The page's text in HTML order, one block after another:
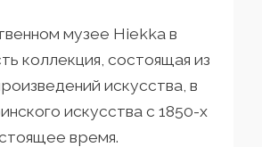
музее Hiekka в
коллекция, состоящая из
искусства, в
искусства с 1850-х
время.